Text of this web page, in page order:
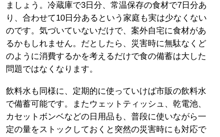
ましょう。冷蔵庫で3日分、常温保存の食材で7日分あ
り、合わせて10日分あるという家庭も実は少なくない
のです。気づいていないだけで、案外自宅に食材があ
るかもしれません。だとしたら、災害時に無駄なくど
のように消費するかを考えるだけで食の備蓄は大した
問題ではなくなります。
飲料水も同様に、定期的に使っていけば市販の飲料水
で備蓄可能です。またウェットティッシュ、乾電池、
カセットボンベなどの日用品も、普段に使いながら一
定の量をストックしておくと突然の災害時にも対応で